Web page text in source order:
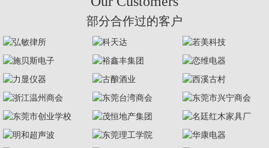
部分合作过的客户